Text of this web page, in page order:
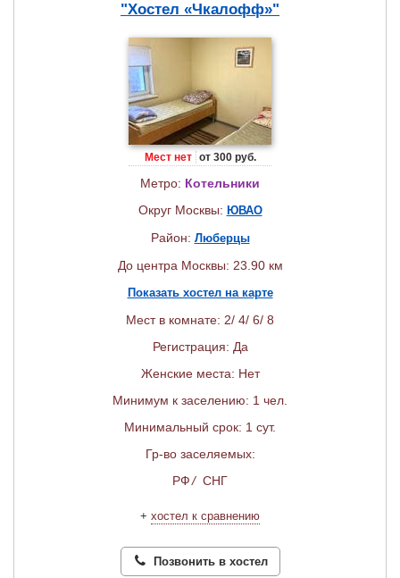
"Хостел «Чкалофф»"
Мест нет от 300 руб.
Метро: Котельники
Округ Москвы: ЮВАО
Район: Люберцы
До центра Москвы: 23.90 км
Показать хостел на карте
Мест в комнате: 2/ 4/ 6/ 8
Регистрация: Да
Женские места: Нет
Минимум к заселению: 1 чел.
Минимальный срок: 1 сут.
Гр-во заселяемых:
РФ/ СНГ
+ хостел к сравнению
Позвонить в хостел